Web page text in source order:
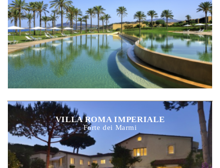
VILLA ROMA IMPERIALE
Forte dei Marmi